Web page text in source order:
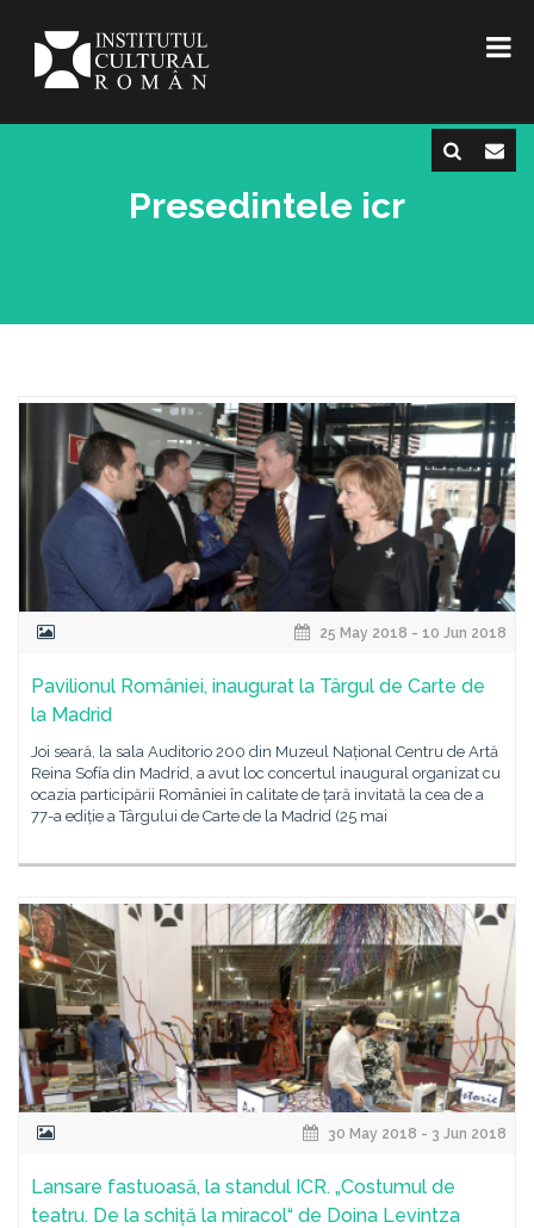
Presedintele icr
25 May 2018 - 10 Jun 2018
Pavilionul României, inaugurat la Târgul de Carte de
la Madrid
Joi seară, la sala Auditorio 200 din Muzeul Național Centru de Artă
Reina Sofía din Madrid, a avut loc concertul inaugural organizat cu
ocazia participării României în calitate de țară invitată la cea de a
77-a ediție a Târgului de Carte de la Madrid (25 mai
30 May 2018 - 3 Jun 2018
Lansare fastuoasă, la standul ICR. „Costumul de
teatru. De la schiță la miracol“ de Doina Levintza